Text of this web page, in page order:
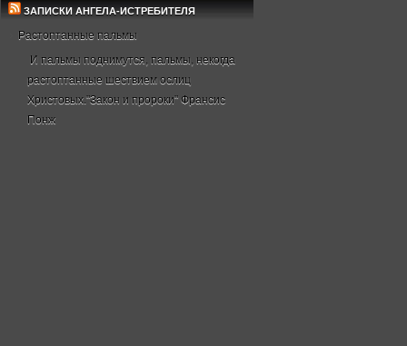
ЗАПИСКИ АНГЕЛА-ИСТРЕБИТЕЛЯ
Растоптанные пальмы
И пальмы поднимутся, пальмы, некогда
растоптанные шествием ослиц
Христовых."Закон и пророки" Франсис
Понж